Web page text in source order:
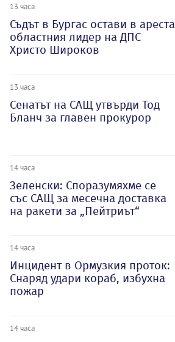
13 часа
Съдът в Бургас остави в ареста
областния лидер на ДПС
Христо Широков
13 часа
Сенатът на САЩ утвърди Тод
Бланч за главен прокурор
14 часа
Зеленски: Споразумяхме се
със САЩ за месечна доставка
на ракети за „Пейтриът“
14 часа
Инцидент в Ормузкия проток:
Снаряд удари кораб, избухна
пожар
14 часа